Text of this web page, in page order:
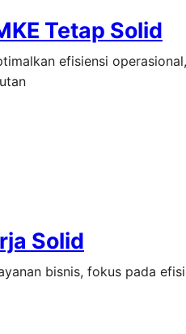
Tetap Solid
efisiensi
Solid
bisnis, fokus pada